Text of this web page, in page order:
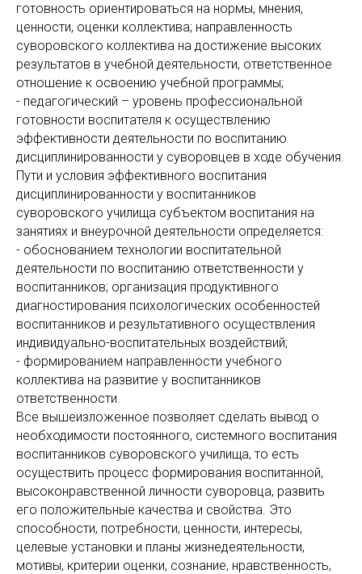
готовность ориентироваться на нормы, мнения,
ценности, оценки коллектива; направленность
суворовского коллектива на достижение высоких
результатов в учебной деятельности, ответственное
отношение к освоению учебной программы;
- педагогический – уровень профессиональной
готовности воспитателя к осуществлению
эффективности деятельности по воспитанию
дисциплинированности у суворовцев в ходе обучения.
Пути и условия эффективного воспитания
дисциплинированности у воспитанников
суворовского училища субъектом воспитания на
занятиях и внеурочной деятельности определяется:
- обоснованием технологии воспитательной
деятельности по воспитанию ответственности у
воспитанников; организация продуктивного
диагностирования психологических особенностей
воспитанников и результативного осуществления
индивидуально-воспитательных воздействий;
- формированием направленности учебного
коллектива на развитие у воспитанников
ответственности.
Все вышеизложенное позволяет сделать вывод о
необходимости постоянного, системного воспитания
воспитанников суворовского училища, то есть
осуществить процесс формирования воспитанной,
высоконравственной личности суворовца, развить
его положительные качества и свойства. Это
способности, потребности, ценности, интересы,
целевые установки и планы жизнедеятельности,
мотивы, критерии оценки, сознание, нравственность,